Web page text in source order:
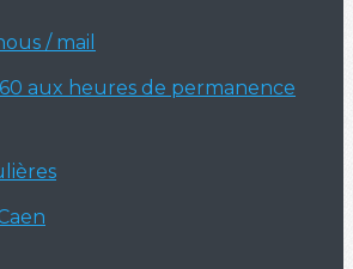
/ mail
aux heures de permanence